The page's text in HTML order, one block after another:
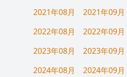
2021年08月 2021年09月
2022年08月
2022年09月
2023年08月
2023年09月
2024年08月
2024年09月